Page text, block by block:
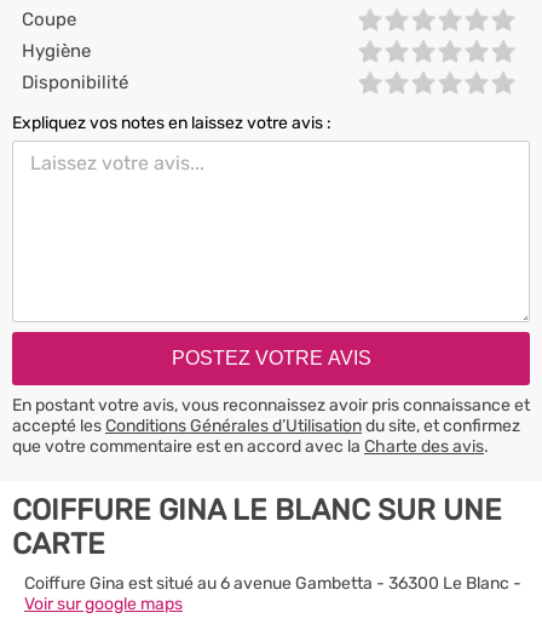
Coupe
Hygiène
Disponibilité
Expliquez vos notes en laissez votre avis :
En postant votre avis, vous reconnaissez avoir pris connaissance et
accepté lesConditions Générales d’Utilisationdu site, et confirmez
que votre commentaire est en accord avec la Charte des avis.
COIFFURE GINA LE BLANC SUR UNE
CARTE
Coiffure Gina est situé au 6 avenue Gambetta - 36300 Le Blanc -
Voir sur google maps